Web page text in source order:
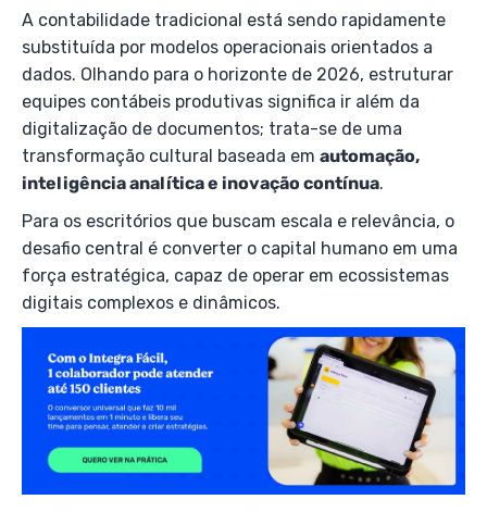
A contabilidade tradicional está sendo rapidamente
substituída por modelos operacionais orientados a
dados. Olhando para o horizonte de 2026, estruturar
equipes contábeis produtivas significa ir além da
digitalização de documentos; trata-se de uma
transformação cultural baseada em automação,
inteligência analítica e inovação contínua.
Para os escritórios que buscam escala e relevância, o
desafio central é converter o capital humano em uma
força estratégica, capaz de operar em ecossistemas
digitais complexos e dinâmicos.